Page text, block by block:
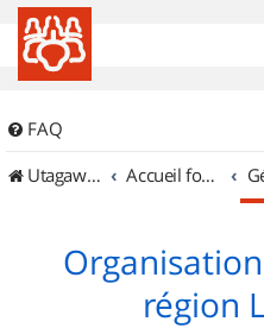
FAQ
UtagawaVTT (Randos VTT et VTTAE avec traces GPS)
Accueil forum
région